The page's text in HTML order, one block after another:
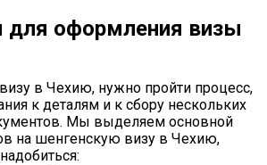
оформления визы
в Чехию, нужно пройти процесс,
к деталям и к сбору нескольких
Мы выделяем основной
на шенгенскую визу в Чехию,